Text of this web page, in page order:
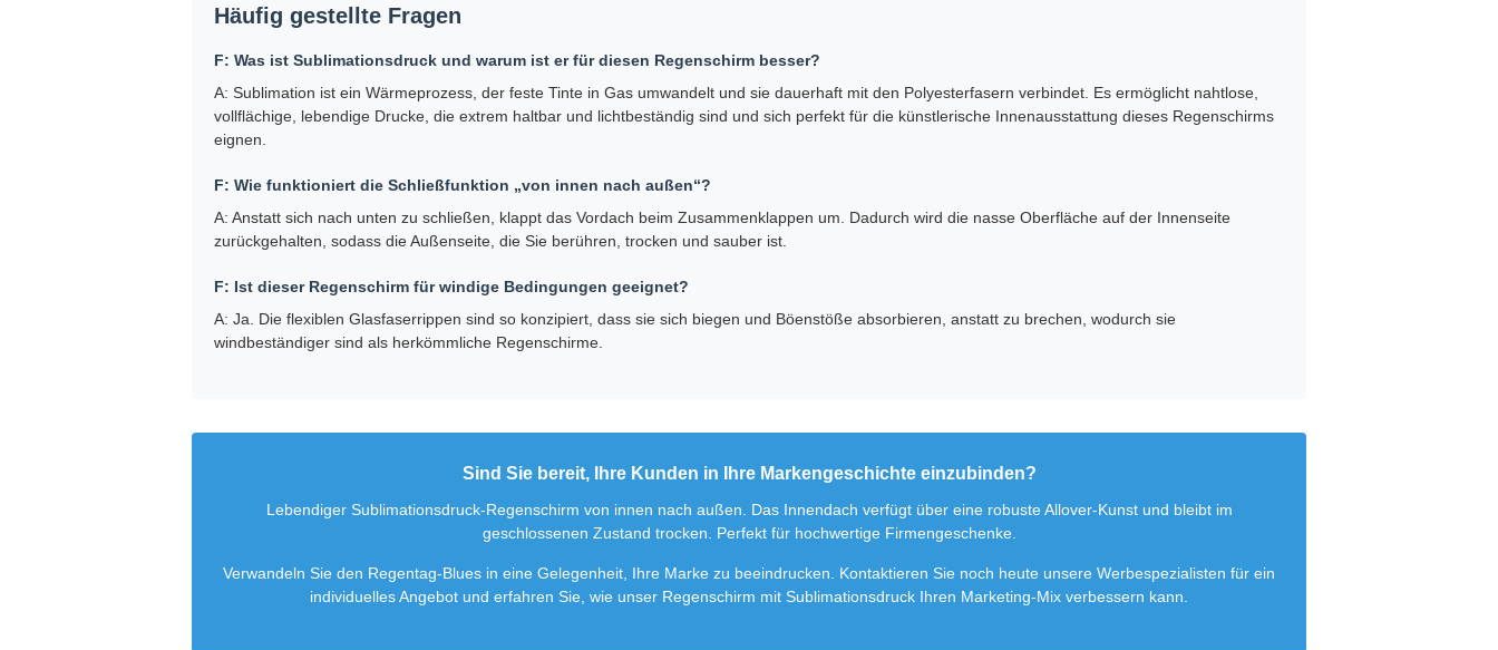
Häufig gestellte Fragen
F: Was ist Sublimationsdruck und warum ist er für diesen Regenschirm besser?
A: Sublimation ist ein Wärmeprozess, der feste Tinte in Gas umwandelt und sie dauerhaft mit den Polyesterfasern verbindet. Es ermöglicht nahtlose,
vollflächige, lebendige Drucke, die extrem haltbar und lichtbeständig sind und sich perfekt für die künstlerische Innenausstattung dieses Regenschirms
eignen.
F: Wie funktioniert die Schließfunktion „von innen nach außen“?
A: Anstatt sich nach unten zu schließen, klappt das Vordach beim Zusammenklappen um. Dadurch wird die nasse Oberfläche auf der Innenseite
zurückgehalten, sodass die Außenseite, die Sie berühren, trocken und sauber ist.
F: Ist dieser Regenschirm für windige Bedingungen geeignet?
A: Ja. Die flexiblen Glasfaserrippen sind so konzipiert, dass sie sich biegen und Böenstöße absorbieren, anstatt zu brechen, wodurch sie
windbeständiger sind als herkömmliche Regenschirme.
Sind Sie bereit, Ihre Kunden in Ihre Markengeschichte einzubinden?
Lebendiger Sublimationsdruck-Regenschirm von innen nach außen. Das Innendach verfügt über eine robuste Allover-Kunst und bleibt im
geschlossenen Zustand trocken. Perfekt für hochwertige Firmengeschenke.
Verwandeln Sie den Regentag-Blues in eine Gelegenheit, Ihre Marke zu beeindrucken. Kontaktieren Sie noch heute unsere Werbespezialisten für ein
individuelles Angebot und erfahren Sie, wie unser Regenschirm mit Sublimationsdruck Ihren Marketing-Mix verbessern kann.